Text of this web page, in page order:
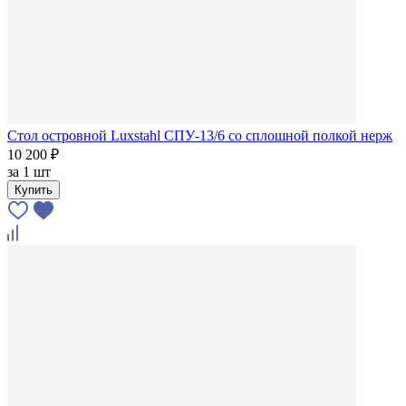
Стол островной Luxstahl СПУ-13/6 со сплошной полкой нерж
10 200 ₽
за 1 шт
Купить